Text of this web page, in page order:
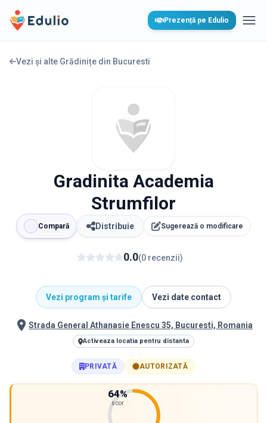
Edulio Prezență pe Edulio
Vezi și alte Grădinițe din Bucuresti
Gradinita Academia
Strumfilor
Compară Distribuie Sugerează o modificare
0.0(0 recenzii)
Vezi program și tarife Vezi date contact
Strada General Athanasie Enescu 35, Bucuresti, Romania
Activeaza locatia pentru distanta
PRIVATĂ AUTORIZATĂ
64%
scor